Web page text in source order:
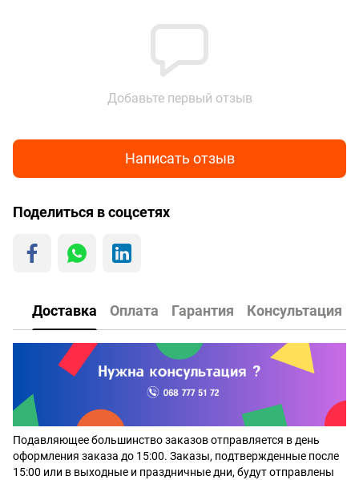
Добавьте первый отзыв
Написать отзыв
Поделиться в соцсетях
Доставка Оплата Гарантия Консультация
Подавляющее большинство заказов отправляется в день
оформления заказа до 15:00. Заказы, подтвержденные после
15:00 или в выходные и праздничные дни, будут отправлены